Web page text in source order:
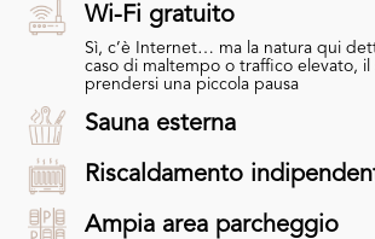
Wi-Fi gratuito
Sì, c’è Internet… ma la natura qui
caso di maltempo o traffico elevato,
prendersi una piccola pausa
Sauna esterna
Riscaldamento
Ampia area parcheggio